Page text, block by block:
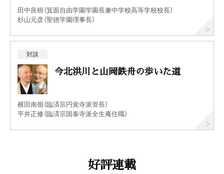
田中良樹（箕面自由学園学園長兼中学校高等学校校長）
杉山元彦（聖徳学園理事長）
対談
今北洪川と山岡鉄舟の歩いた道
横田南嶺（臨済宗円覚寺派管長）
平井正修（臨済宗国泰寺派全生庵住職）
好評連載